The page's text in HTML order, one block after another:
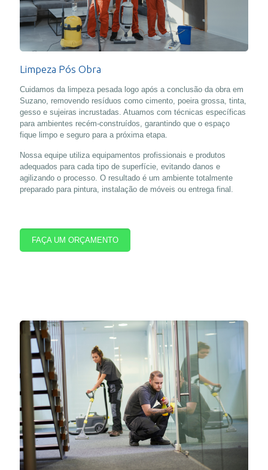
Limpeza Pós Obra
Cuidamos da limpeza pesada logo após a conclusão da obra em
Suzano, removendo resíduos como cimento, poeira grossa, tinta,
gesso e sujeiras incrustadas. Atuamos com técnicas específicas
para ambientes recém-construídos, garantindo que o espaço
fique limpo e seguro para a próxima etapa.
Nossa equipe utiliza equipamentos profissionais e produtos
adequados para cada tipo de superfície, evitando danos e
agilizando o processo. O resultado é um ambiente totalmente
preparado para pintura, instalação de móveis ou entrega final.
FAÇA UM ORÇAMENTO